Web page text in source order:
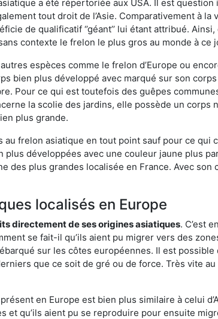
a été répertoriée aux USA. Il est
tout droit de l’Asie. Comparativement à la
de qualificatif ‘’géant’’ lui étant attribué.
contexte le frelon le plus gros au monde à
espèces comme le frelon d’Europe ou
bien plus développé avec marqué sur son
Pour ce qui est toutefois des guêpes
la scolie des jardins, elle possède un
plus grande.
frelon asiatique en tout point sauf pour ce
développées avec une couleur jaune plus
des plus grandes localisée en France. Avec
localisés en Europe
directement de ses origines asiatiques. C’est
se fait-il qu’ils aient pu migrer vers des
sur les côtes européennes. Il est
que ce soit de gré ou de force. Très vite
en Europe est bien plus similaire à celui
et qu’ils aient pu se reproduire pour ensuite